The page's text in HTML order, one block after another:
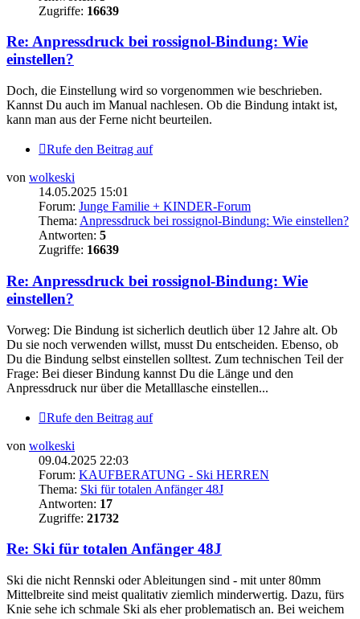
Zugriffe: 16639
Re: Anpressdruck bei rossignol-Bindung: Wie
einstellen?
Doch, die Einstellung wird so vorgenommen wie beschrieben.
Kannst Du auch im Manual nachlesen. Ob die Bindung intakt ist,
kann man aus der Ferne nicht beurteilen.
Rufe den Beitrag auf
von wolkeski
14.05.2025 15:01
Forum: Junge Familie + KINDER-Forum
Thema: Anpressdruck bei rossignol-Bindung: Wie einstellen?
Antworten: 5
Zugriffe: 16639
Re: Anpressdruck bei rossignol-Bindung: Wie
einstellen?
Vorweg: Die Bindung ist sicherlich deutlich über 12 Jahre alt. Ob
Du sie noch verwenden willst, musst Du entscheiden. Ebenso, ob
Du die Bindung selbst einstellen solltest. Zum technischen Teil der
Frage: Bei dieser Bindung kannst Du die Länge und den
Anpressdruck nur über die Metalllasche einstellen...
Rufe den Beitrag auf
von wolkeski
09.04.2025 22:03
Forum: KAUFBERATUNG - Ski HERREN
Thema: Ski für totalen Anfänger 48J
Antworten: 17
Zugriffe: 21732
Re: Ski für totalen Anfänger 48J
Ski die nicht Rennski oder Ableitungen sind - mit unter 80mm
Mittelbreite sind meist qualitativ ziemlich minderwertig. Dazu, fürs
Knie sehe ich schmale Ski als eher problematisch an. Bei weichem